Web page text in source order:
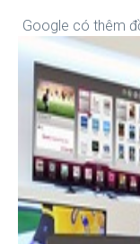
Google có thêm